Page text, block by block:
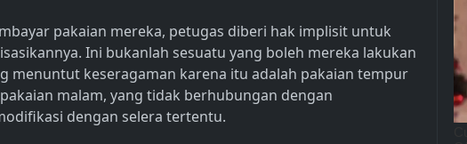
pakaian mereka, petugas diberi hak implisit untuk
Ini bukanlah sesuatu yang boleh mereka lakukan
menuntut keseragaman karena itu adalah pakaian tempur
malam, yang tidak berhubungan dengan
dengan selera tertentu.